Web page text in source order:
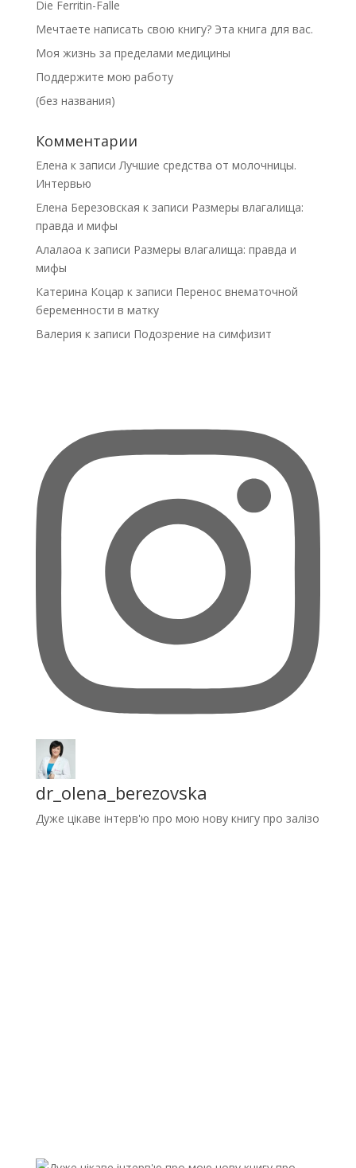
Die Ferritin-Falle
Мечтаете написать свою книгу? Эта книга для вас.
Моя жизнь за пределами медицины
Поддержите мою работу
(без названия)
Комментарии
Елена к записиЛучшие средства от молочницы.
Интервью
Елена Березовская к записи Размеры влагалища:
правда и мифы
Алалаоа к записи Размеры влагалища: правда и
мифы
Катерина Коцар к записи Перенос внематочной
беременности в матку
Валерия к записи Подозрение на симфизит
dr_olena_berezovska
Дуже цікаве інтерв'ю про мою нову книгу про залізо